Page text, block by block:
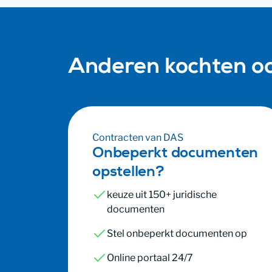
Anderen kochten
Contracten van DAS
Onbeperkt documenten
opstellen?
keuze uit 150+ juridische
documenten
Stel onbeperkt documenten op
Online portaal 24/7